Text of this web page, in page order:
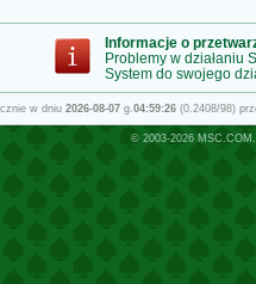
Informacje o
Problemy w działaniu
System do swojego
w dniu 2026-08-07 g.04:59:26 (0.2408/98)
© 2003-2026